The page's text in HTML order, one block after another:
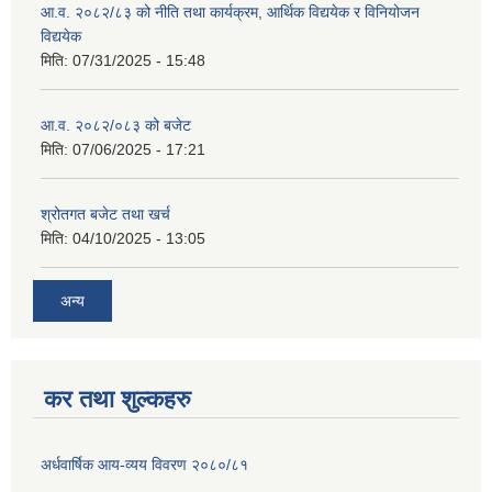
आ.व. २०८२/८३ को नीति तथा कार्यक्रम, आर्थिक विद्ययेक र विनियोजन
विद्ययेक
मिति: 07/31/2025 - 15:48
आ.व. २०८२/०८३ को बजेट
मिति: 07/06/2025 - 17:21
श्रोतगत बजेट तथा खर्च
मिति: 04/10/2025 - 13:05
अन्य
कर तथा शुल्कहरु
अर्धवार्षिक आय-व्यय विवरण २०८०/८१